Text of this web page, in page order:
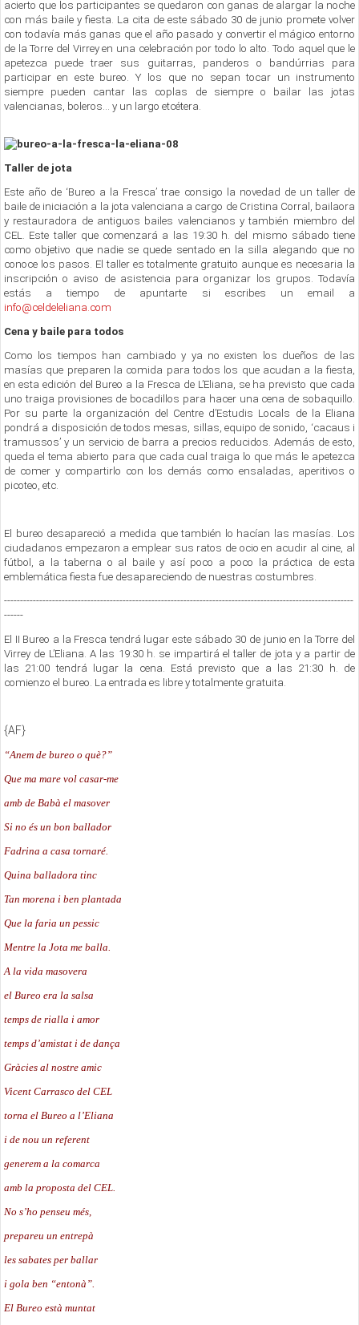
acierto que los participantes se quedaron con ganas de alargar la noche
con más baile y fiesta. La cita de este sábado 30 de junio promete volver
con todavía más ganas que el año pasado y convertir el mágico entorno
de la Torre del Virrey en una celebración por todo lo alto. Todo aquel que le
apetezca puede traer sus guitarras, panderos o bandúrrias para
participar en este bureo. Y los que no sepan tocar un instrumento
siempre pueden cantar las coplas de siempre o bailar las jotas
valencianas, boleros... y un largo etcétera.
Taller de jota
Este año de ‘Bureo a la Fresca’ trae consigo la novedad de un taller de
baile de iniciación a la jota valenciana a cargo de Cristina Corral, bailaora
y restauradora de antiguos bailes valencianos y también miembro del
CEL. Este taller que comenzará a las 19:30 h. del mismo sábado tiene
como objetivo que nadie se quede sentado en la silla alegando que no
conoce los pasos. El taller es totalmente gratuito aunque es necesaria la
inscripción o aviso de asistencia para organizar los grupos. Todavía
estás a tiempo de apuntarte si escribes un email a
info@celdeleliana.com
Cena y baile para todos
Como los tiempos han cambiado y ya no existen los dueños de las
masías que preparen la comida para todos los que acudan a la fiesta,
en esta edición del Bureo a la Fresca de L’Eliana, se ha previsto que cada
uno traiga provisiones de bocadillos para hacer una cena de sobaquillo.
Por su parte la organización del Centre d’Estudis Locals de la Eliana
pondrá a disposición de todos mesas, sillas, equipo de sonido, ‘cacaus i
tramussos’ y un servicio de barra a precios reducidos. Además de esto,
queda el tema abierto para que cada cual traiga lo que más le apetezca
de comer y compartirlo con los demás como ensaladas, aperitivos o
picoteo, etc.
El bureo desapareció a medida que también lo hacían las masías. Los
ciudadanos empezaron a emplear sus ratos de ocio en acudir al cine, al
fútbol, a la taberna o al baile y así poco a poco la práctica de esta
emblemática fiesta fue desapareciendo de nuestras costumbres.
-------------------------------------------------------------------------------------------------------------
------
El II Bureo a la Fresca tendrá lugar este sábado 30 de junio en la Torre del
Virrey de L’Eliana. A las 19:30 h. se impartirá el taller de jota y a partir de
las 21:00 tendrá lugar la cena. Está previsto que a las 21:30 h. de
comienzo el bureo. La entrada es libre y totalmente gratuita.
{AF}
“Anem de bureo o què?”
Que ma mare vol casar-me
amb de Babà el masover
Si no és un bon ballador
Fadrina a casa tornaré.
Quina balladora tinc
Tan morena i ben plantada
Que la faria un pessic
Mentre la Jota me balla.
A la vida masovera
el Bureo era la salsa
temps de rialla i amor
temps d’amistat i de dança
Gràcies al nostre amic
Vicent Carrasco del CEL
torna el Bureo a l’Eliana
i de nou un referent
generem a la comarca
amb la proposta del CEL.
No s’ho penseu més,
prepareu un entrepà
les sabates per ballar
i gola ben “entonà”.
El Bureo està muntat